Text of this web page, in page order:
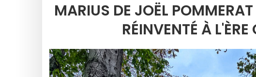
MARIUS DE JOËL
RÉINVENTÉ À